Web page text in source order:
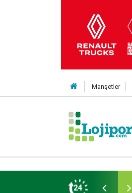
Manşetler
24
liginin ilk 3'ü arasında